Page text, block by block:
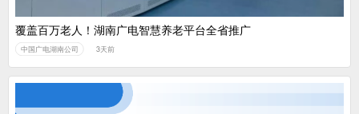
覆盖百万老人！湖南广电智慧养老平台全省推广
中国广电湖南公司 3天前